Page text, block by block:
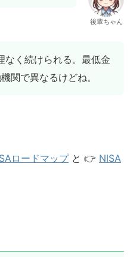
後輩ちゃん
なく続けられる。最低金
関で異なるけどね。
ロードマップと 👉 NISA